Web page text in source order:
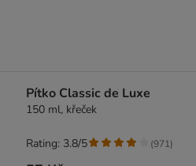
Pítko Classic de Luxe
150 ml, křeček
Rating: 3.8/5 (971)